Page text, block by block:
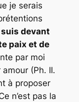
je serais
suis devant
paix et de
par moi
(Ph. II.
à proposer
n’est pas la